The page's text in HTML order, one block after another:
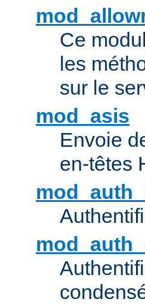
Ce
les
sur le
mod_asis
Envoie
en-têtes